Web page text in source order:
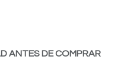
ANTES DE COMPRAR